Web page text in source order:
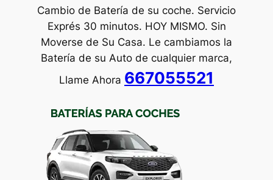
Cambio de Batería de su coche. Servicio
Exprés 30 minutos. HOY MISMO. Sin
Moverse de Su Casa. Le cambiamos la
Batería de su Auto de cualquier marca,
Llame Ahora 667055521